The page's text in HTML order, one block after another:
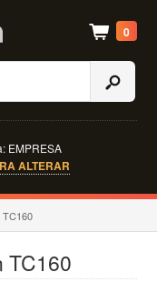
0
EMPRESA
ALTERAR
TC160
TC160